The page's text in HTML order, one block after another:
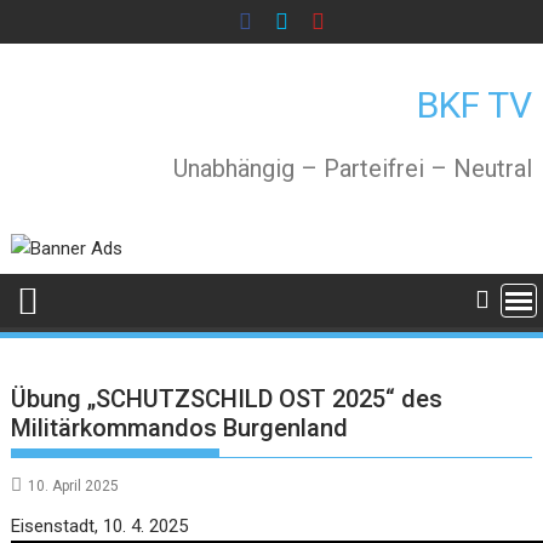
to
BKF TV
Unabhängig – Parteifrei – Neutral
Übung „SCHUTZSCHILD OST 2025“ des
Militärkommandos Burgenland
10. April 2025
Eisenstadt, 10. 4. 2025Video